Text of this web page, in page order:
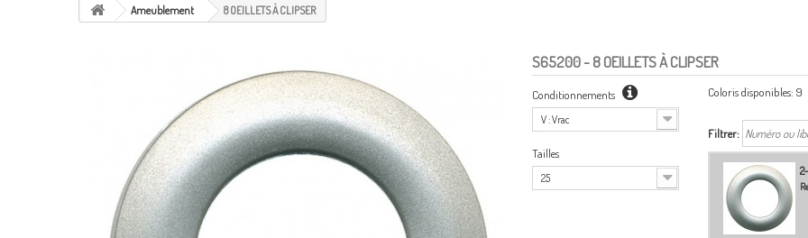
Ameublement 8 OEILLETS À CLIPSER
S65200- 8 OEILLETS À CLIPSER
Conditionnements
V : Vrac
Tailles
25
Coloris disponibles: 9
Filtrer: